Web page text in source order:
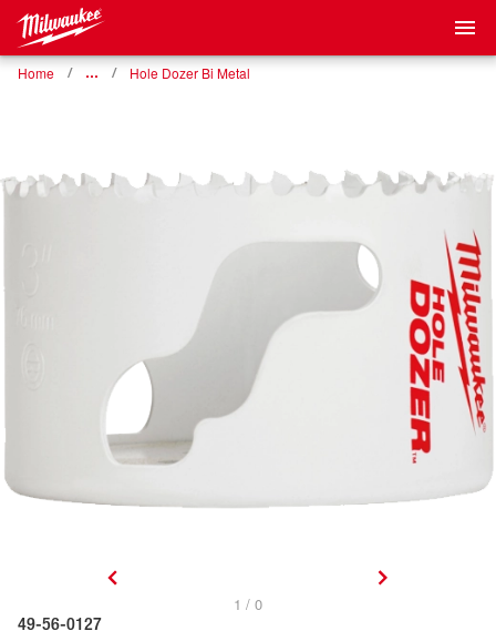
Home … Hole Dozer Bi Metal
1 / 0
49-56-0127